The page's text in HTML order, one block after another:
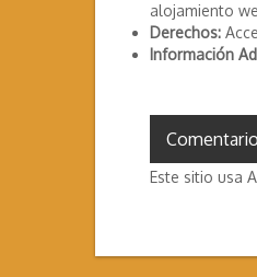
alojamiento
Derechos:
Información
Este sitio usa